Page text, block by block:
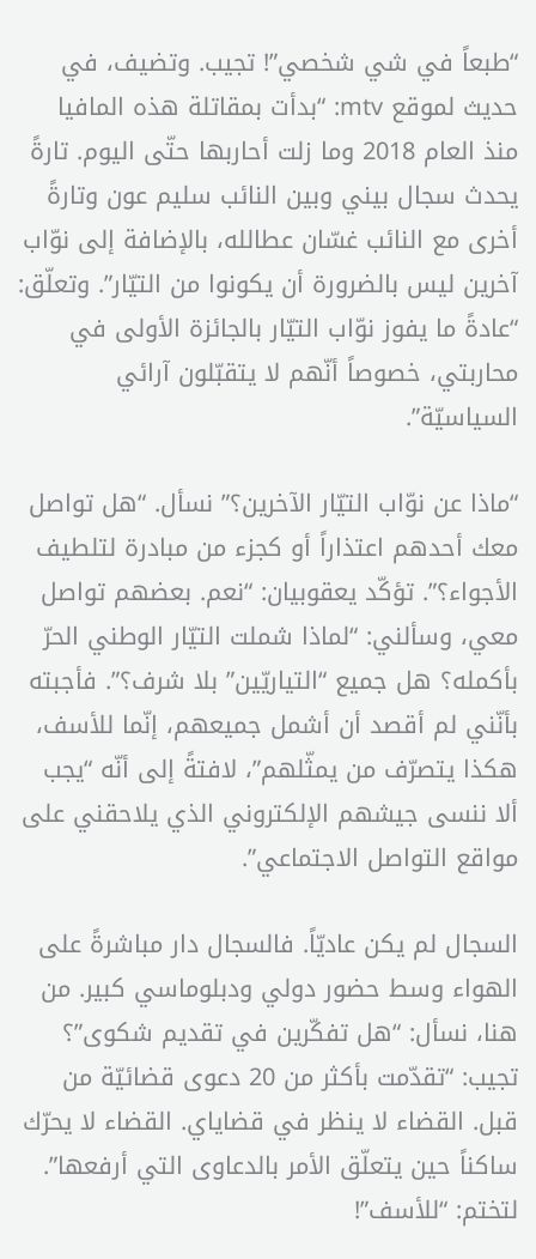
“طبعاً في شي شخصي”! تجيب. وتضيف، في
حديث لموقع mtv: “بدأت بمقاتلة هذه المافيا
منذ العام 2018 وما زلت أحاربها حتّى اليوم. تارةً
يحدث سجال بيني وبين النائب سليم عون وتارةً
أخرى مع النائب غسّان عطالله، بالإضافة إلى نوّاب
آخرين ليس بالضرورة أن يكونوا من التيّار”. وتعلّق:
“عادةً ما يفوز نوّاب التيّار بالجائزة الأولى في
محاربتي، خصوصاً أنّهم لا يتقبّلون آرائي
السياسيّة”.
“ماذا عن نوّاب التيّار الآخرين؟” نسأل. “هل تواصل
معك أحدهم اعتذاراً أو كجزء من مبادرة لتلطيف
الأجواء؟”. تؤكّد يعقوبيان: “نعم. بعضهم تواصل
معي، وسألني: “لماذا شملت التيّار الوطني الحرّ
بأكمله؟ هل جميع “التياريّين” بلا شرف؟”. فأجبته
بأنّني لم أقصد أن أشمل جميعهم، إنّما للأسف،
هكذا يتصرّف من يمثّلهم”، لافتةً إلى أنّه “يجب
ألا ننسى جيشهم الإلكتروني الذي يلاحقني على
مواقع التواصل الاجتماعي”.
السجال لم يكن عاديّاً. فالسجال دار مباشرةً على
الهواء وسط حضور دولي ودبلوماسي كبير. من
هنا، نسأل: “هل تفكّرين في تقديم شكوى”؟
تجيب: “تقدّمت بأكثر من 20 دعوى قضائيّة من
قبل. القضاء لا ينظر في قضاياي. القضاء لا يحرّك
ساكناً حين يتعلّق الأمر بالدعاوى التي أرفعها”.
لتختم: “للأسف”!